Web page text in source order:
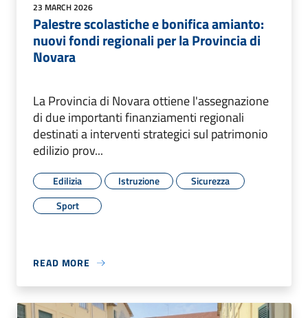
23 MARCH 2026
Palestre scolastiche e bonifica amianto:
nuovi fondi regionali per la Provincia di
Novara
La Provincia di Novara ottiene l'assegnazione
di due importanti finanziamenti regionali
destinati a interventi strategici sul patrimonio
edilizio prov...
Edilizia Istruzione
Sicurezza
Sport
READ MORE